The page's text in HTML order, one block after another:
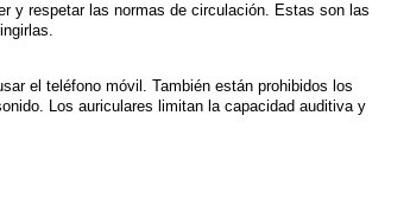
y respetar las normas de circulación. Estas son las
el teléfono móvil. También están prohibidos los
Los auriculares limitan la capacidad auditiva y